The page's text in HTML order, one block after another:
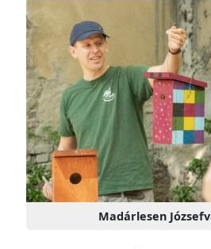
Madárlesen